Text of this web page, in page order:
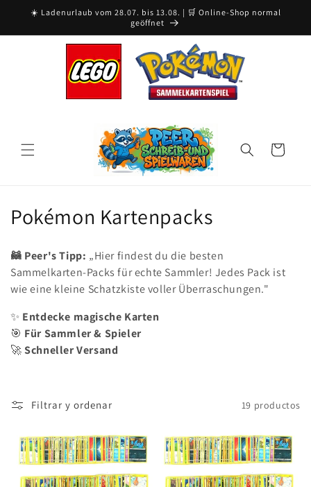
directamente
☀️ Ladenurlaub vom 28.07. bis 13.08. | 🛒 Online-Shop normal
geöffnet
Carrito
C
o
l
e
c
c
ó
n
Pokémon Kartenpacks
🦝 Peer's Tipp: „Hier findest du die besten
Sammelkarten-Packs für echte Sammler! Jedes Pack ist
wie eine kleine Schatzkiste voller Überraschungen."
✨ Entdecke magische Karten
🎯 Für Sammler & Spieler
🚀 Schneller Versand
Filtrar y ordenar 19 productos